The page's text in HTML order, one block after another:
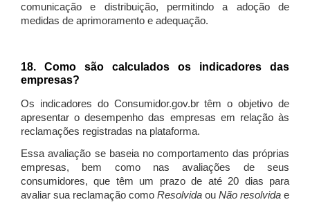
comunicação e distribuição, permitindo a adoção de
medidas de aprimoramento e adequação.
18. Como são calculados os indicadores das
empresas?
Os indicadores do Consumidor.gov.br têm o objetivo de
apresentar o desempenho das empresas em relação às
reclamações registradas na plataforma.
Essa avaliação se baseia no comportamento das próprias
empresas, bem como nas avaliações de seus
consumidores, que têm um prazo de até 20 dias para
avaliar sua reclamação como Resolvida ou Não resolvida e